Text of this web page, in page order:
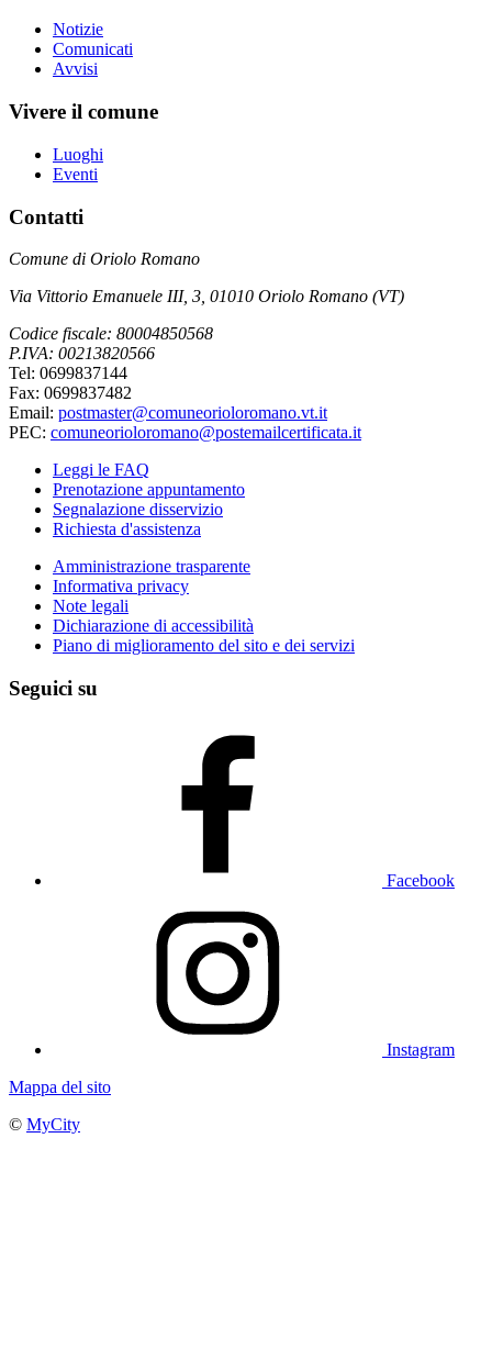
Notizie
Comunicati
Avvisi
Vivere il comune
Luoghi
Eventi
Contatti
Comune di Oriolo Romano
Via Vittorio Emanuele III, 3, 01010 Oriolo Romano (VT)
Codice fiscale: 80004850568
P.IVA: 00213820566
Tel: 0699837144
Fax: 0699837482
Email: postmaster@comuneorioloromano.vt.it
PEC: comuneorioloromano@postemailcertificata.it
Leggi le FAQ
Prenotazione appuntamento
Segnalazione disservizio
Richiesta d'assistenza
Amministrazione trasparente
Informativa privacy
Note legali
Dichiarazione di accessibilità
Piano di miglioramento del sito e dei servizi
Seguici su
Facebook
Instagram
Mappa del sito
© MyCity